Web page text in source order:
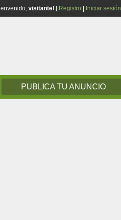
visitante! [ Registro Iniciar sesión
PUBLICA TU ANUNCIO